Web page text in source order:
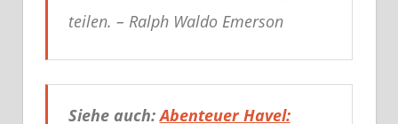
teilen. – Ralph Waldo Emerson
Siehe auch:Abenteuer Havel: